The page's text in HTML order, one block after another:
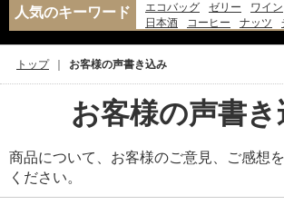
人気のキーワード エコバッグ ゼリー ワイン
日本酒
コーヒー ナッツ
トップ お客様の声書き込み
お客様の声書き
商品について、お客様のご意見、ご感想
ください。